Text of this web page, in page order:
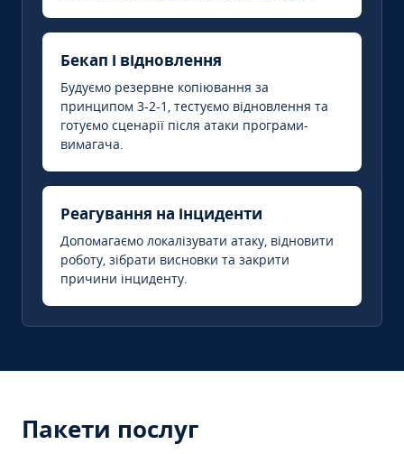
Бекап і відновлення
Будуємо резервне копіювання за
принципом 3-2-1, тестуємо відновлення та
готуємо сценарії після атаки програми-
вимагача.
Реагування на інциденти
Допомагаємо локалізувати атаку, відновити
роботу, зібрати висновки та закрити
причини інциденту.
Пакети послуг